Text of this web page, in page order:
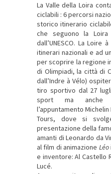
La Valle della Loira
ciclabili : 6 percorsi
storico itinerario
che seguono la Loira
dall’UNESCO. La
itinerari nazionali e ad
per scoprire la regione
di Olimpiadi, la città di
dall’Indre à Vélo)
tiro sportivo dal 27
sport ma anche
l’appuntamento
Tours, dove si
presentazione della
amanti di Leonardo da
al film di animazione Léo
e inventore: Al Castello
Lucé.